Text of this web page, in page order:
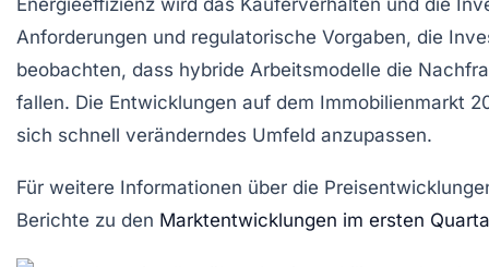
Anforderungen und regulatorische Vorgaben, die
beobachten, dass hybride Arbeitsmodelle die
fallen. Die Entwicklungen auf dem Immobilienmarkt
sich schnell veränderndes Umfeld anzupassen.
Für weitere Informationen über die
Berichte zu den Marktentwicklungen im ersten